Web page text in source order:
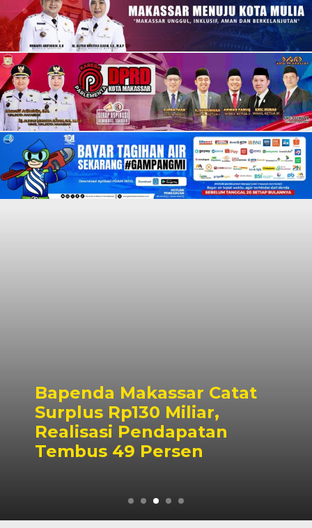
Bapenda Makassar Catat
Surplus Rp130 Miliar,
Realisasi Pendapatan
Tembus 49 Persen